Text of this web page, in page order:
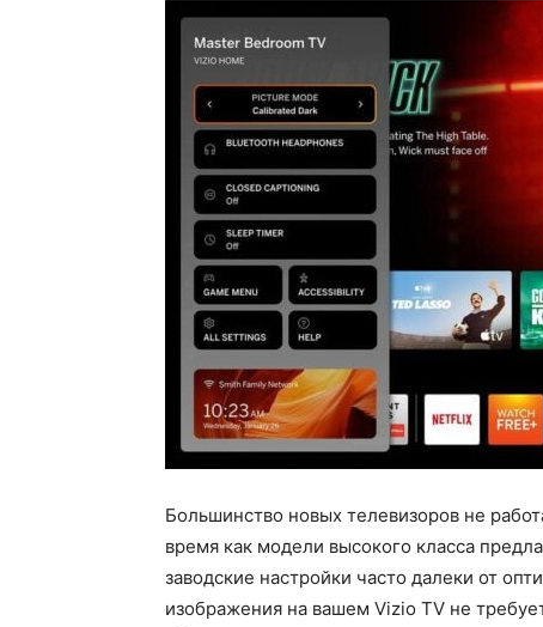
Большинство новых телевизоров не
время как модели высокого класса
заводские настройки часто далеки от
изображения на вашем Vizio TV не